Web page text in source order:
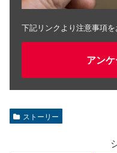
下記リンクより注意事項
アン
ストーリー